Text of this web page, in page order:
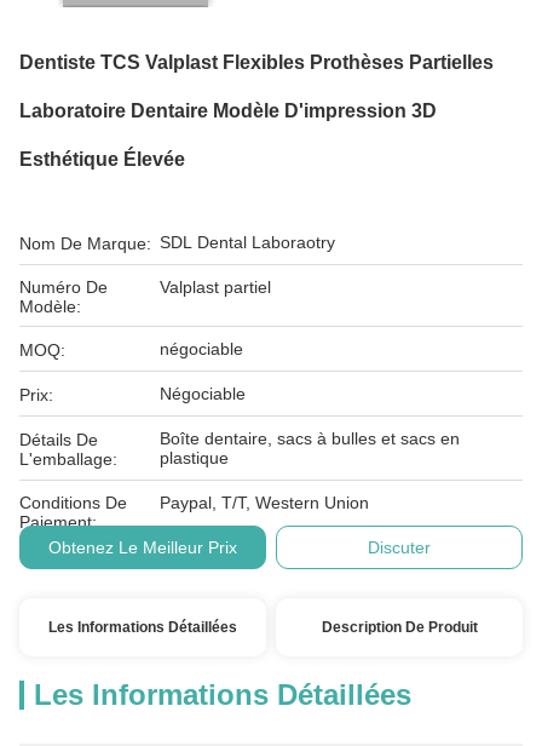
Dentiste TCS Valplast Flexibles Prothèses Partielles
Laboratoire Dentaire Modèle D'impression 3D
Esthétique Élevée
Nom De Marque: SDL Dental Laboraotry
Numéro De
Modèle:
Valplast partiel
MOQ: négociable
Prix: Négociable
Détails De
L'emballage:
Boîte dentaire, sacs à bulles et sacs en
plastique
Conditions De
Paiement:
Paypal, T/T, Western Union
Obtenez Le Meilleur Prix Discuter
Les Informations Détaillées Description De Produit
Les Informations Détaillées